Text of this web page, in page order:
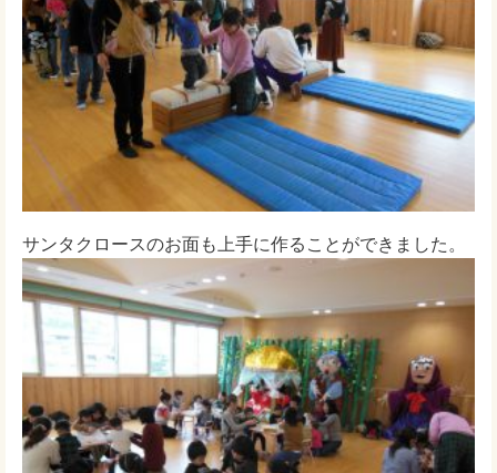
サンタクロースのお面も上手に作ることができました。